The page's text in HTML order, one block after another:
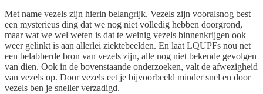
Met name vezels zijn hierin belangrijk. Vezels zijn vooralsnog best
een mysterieus ding dat we nog niet volledig hebben doorgrond,
maar wat we wel weten is dat te weinig vezels binnenkrijgen ook
weer gelinkt is aan allerlei ziektebeelden. En laat LQUPFs nou net
een belabberde bron van vezels zijn, alle nog niet bekende gevolgen
van dien. Ook in de bovenstaande onderzoeken, valt de afwezigheid
van vezels op. Door vezels eet je bijvoorbeeld minder snel en door
vezels ben je sneller verzadigd.